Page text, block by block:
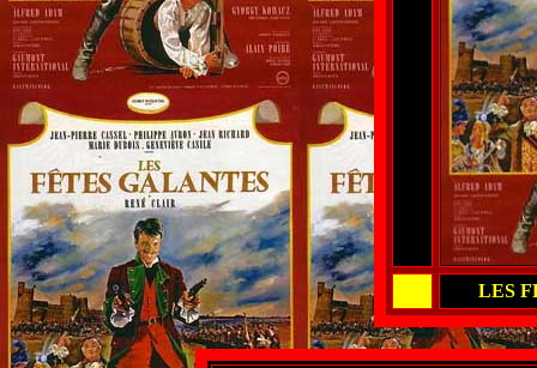
LES